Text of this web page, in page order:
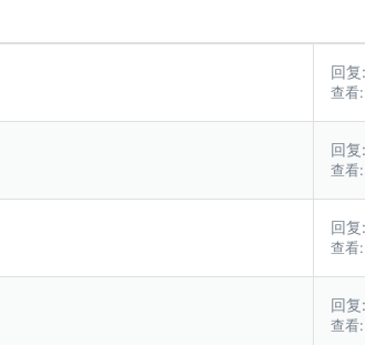
回复
查看
回复
查看
回复
查看
回复
查看